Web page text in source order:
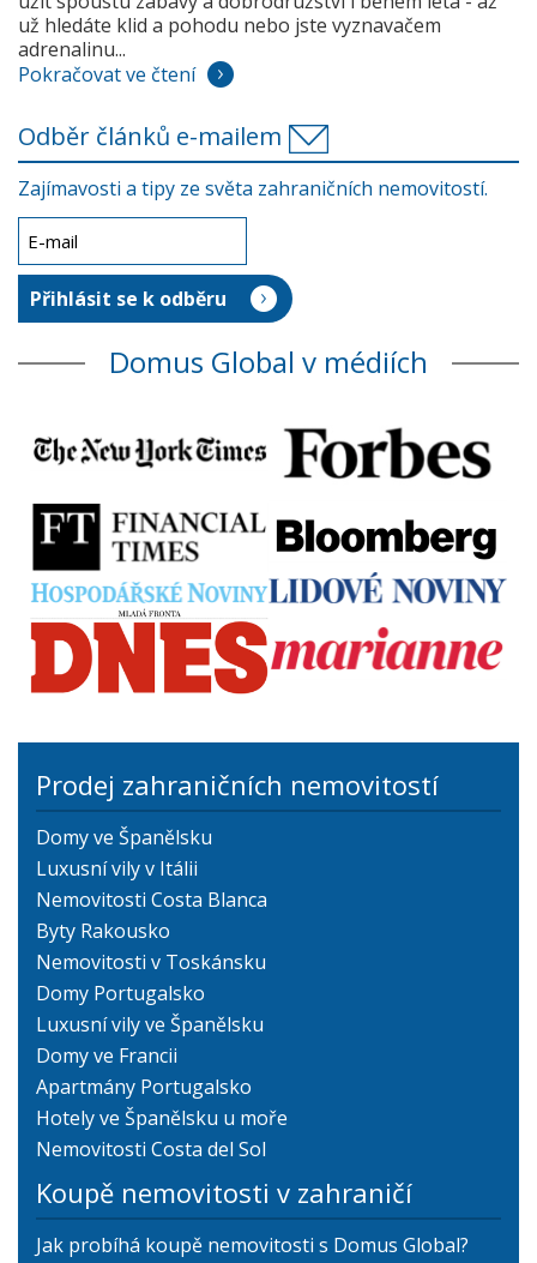
už hledáte klid a pohodu nebo jste vyznavačem
adrenalinu...
Pokračovat ve čtení
Odběr článků e-mailem
Zajímavosti a tipy ze světa zahraničních nemovitostí.
Domus Global v médiích
Prodej zahraničních nemovitostí
Domy ve Španělsku
Luxusní vily v Itálii
Nemovitosti Costa Blanca
Byty Rakousko
Nemovitosti v Toskánsku
Domy Portugalsko
Luxusní vily ve Španělsku
Domy ve Francii
Apartmány Portugalsko
Hotely ve Španělsku u moře
Nemovitosti Costa del Sol
Koupě nemovitosti v zahraničí
Jak probíhá koupě nemovitosti s Domus Global?